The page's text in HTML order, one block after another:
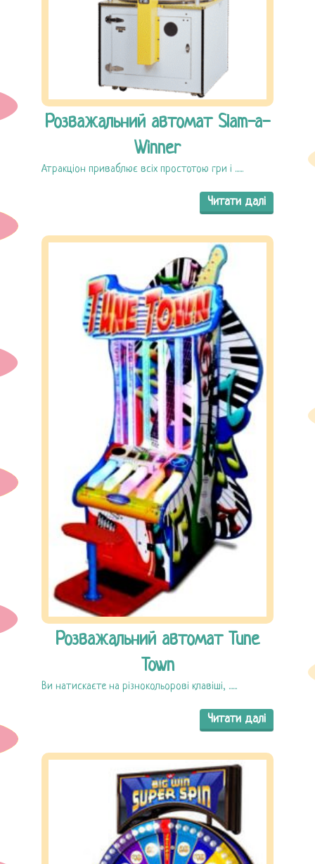
Розважальний автомат Slam-a-
Winner
Атракціон приваблює всіх простотою гри і ......
Читати далі
Розважальний автомат Tune
Town
Ви натискаєте на різнокольорові клавіші, ......
Читати далі